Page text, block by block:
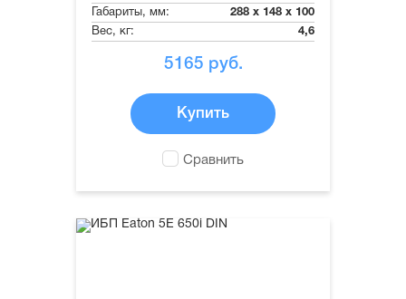
Габариты, мм:
288 x 148 x 100
Вес, кг:
4,6
5165 руб.
Купить
Сравнить